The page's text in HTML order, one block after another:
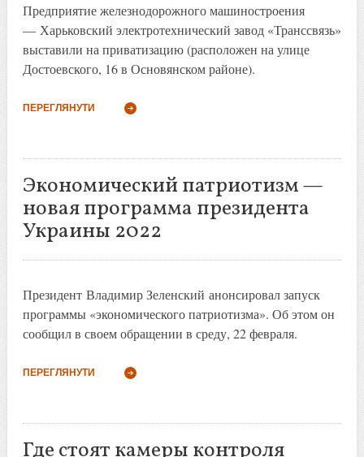
Предприятие железнодорожного машиностроения
— Харьковский электротехнический завод «Транссвязь»
выставили на приватизацию (расположен на улице
Достоевского, 16 в Основянском районе).
ПЕРЕГЛЯНУТИ
Экономический патриотизм —
новая программа президента
Украины 2022
Президент Владимир Зеленский анонсировал запуск
программы «экономического патриотизма». Об этом он
сообщил в своем обращении в среду, 22 февраля.
ПЕРЕГЛЯНУТИ
Где стоят камеры контроля